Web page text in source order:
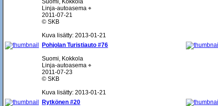
Suomi, Kokkola
Linja-autoasema ⌖
2011-07-21
© SKB
Kuva lisätty: 2013-01-21
Pohjolan Turistiauto #76
Suomi, Kokkola
Linja-autoasema ⌖
2011-07-23
© SKB
Kuva lisätty: 2013-01-21
Rytkönen #20